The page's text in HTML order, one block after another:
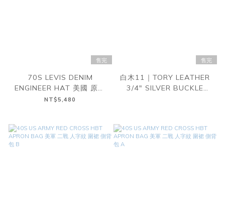
售完
70S LEVIS DENIM
ENGINEER HAT 美國 原色
丹寧 補丁 工程師 工作帽
NT$5,480
售完
白木11｜TORY LEATHER
3/4" SILVER BUCKLE